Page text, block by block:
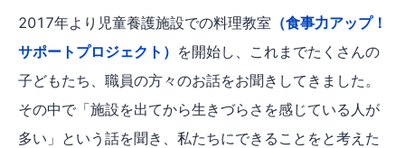
2017年より児童養護施設での料理教室 （食事力アップ！
サポートプロジェクト） を開始し、これまでたくさんの
子どもたち、職員の方々のお話をお聞きしてきました。
その中で「施設を出てから生きづらさを感じている人が
多い」という話を聞き、私たちにできることをと考えた